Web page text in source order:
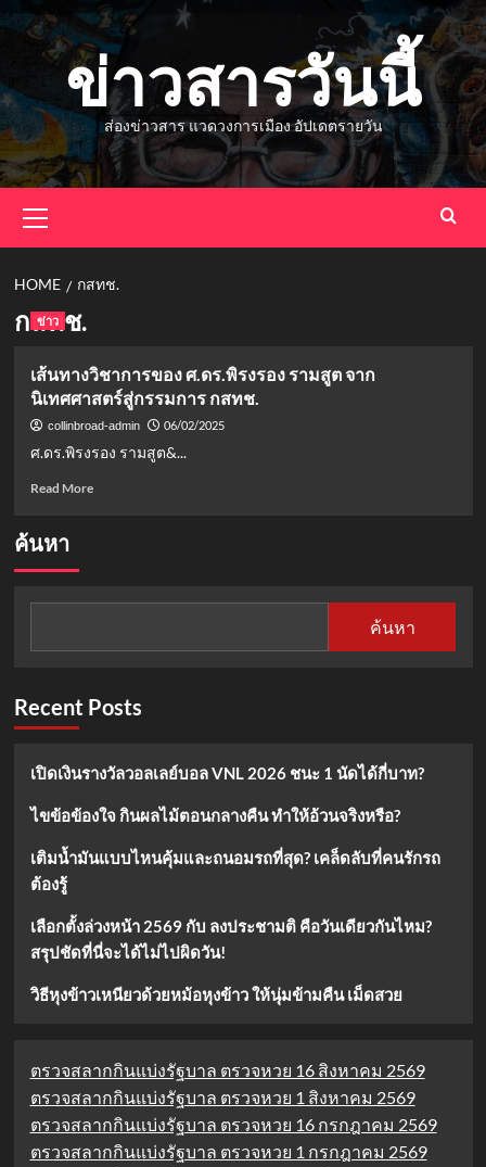
Skip
ข่าวสารวันนี้
ส่องข่าวสาร แวดวงการเมือง อัปเดตรายวัน
Menu
HOME กสทช.
กสทช.
ข่าว
เส้นทางวิชาการของ ศ.ดร.พิรงรอง รามสูต จาก
นิเทศศาสตร์สู่กรรมการ กสทช.
collinbroad-admin 06/02/2025
ศ.ดร.พิรงรอง รามสูต&...
Read MoreRead
ของ
งรอง
จาก
กรรมการ
ค้นหา
ค้นหา
Recent Posts
เปิดเงินรางวัลวอลเลย์บอล VNL 2026 ชนะ 1 นัดได้กี่บาท?
ไขข้อข้องใจ กินผลไม้ตอนกลางคืน ทำให้อ้วนจริงหรือ?
เติมน้ำมันแบบไหนคุ้มและถนอมรถที่สุด? เคล็ดลับที่คนรักรถ
ต้องรู้
เลือกตั้งล่วงหน้า 2569 กับ ลงประชามติ คือวันเดียวกันไหม?
สรุปชัดที่นี่จะได้ไม่ไปผิดวัน!
วิธีหุงข้าวเหนียวด้วยหม้อหุงข้าว ให้นุ่มข้ามคืน เม็ดสวย
ตรวจสลากกินแบ่งรัฐบาล ตรวจหวย 16 สิงหาคม 2569
ตรวจสลากกินแบ่งรัฐบาล ตรวจหวย 1 สิงหาคม 2569
ตรวจสลากกินแบ่งรัฐบาล ตรวจหวย 16 กรกฎาคม 2569
ตรวจสลากกินแบ่งรัฐบาล ตรวจหวย 1 กรกฎาคม 2569